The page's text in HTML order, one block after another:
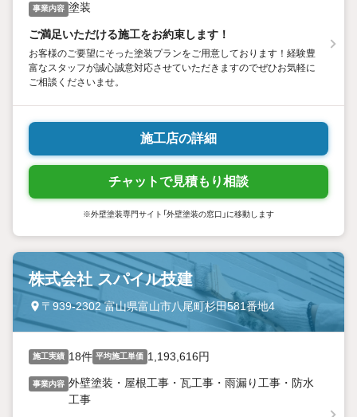
事業内容 塗装
ご満足いただける施工をお約束します！
お客様のご要望にそった塗装プランをご用意しております！経験豊
富なスタッフが誠心誠意対応させていただきますのでぜひお気軽に
ご相談くださいませ。
施工店の詳細
チャットで見積もり相談
※外壁塗装専門サイト「外壁塗装の窓口」に移動します
株式会社 スパイル技建
〒939-2302 富山県富山市八尾町杉田581番地4
施工実績 18件 平均施工単価 1,193,616円
事業内容 外壁塗装・屋根工事・瓦工事・雨漏り工事・防水
工事